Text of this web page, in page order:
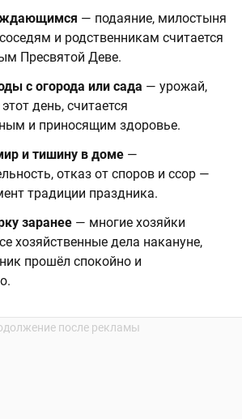
— подаяние, милостыня
и родственникам считается
Пресвятой Деве.
с огорода или сада — урожай,
день, считается
и приносящим здоровье.
и тишину в доме —
отказ от споров и ссор —
традиции праздника.
заранее — многие хозяйки
хозяйственные дела накануне,
прошёл спокойно и